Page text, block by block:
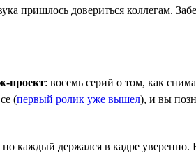
пришлось довериться коллегам.
проект: восемь серий о том, как
(первый ролик уже вышел), и вы
каждый держался в кадре уверенно.